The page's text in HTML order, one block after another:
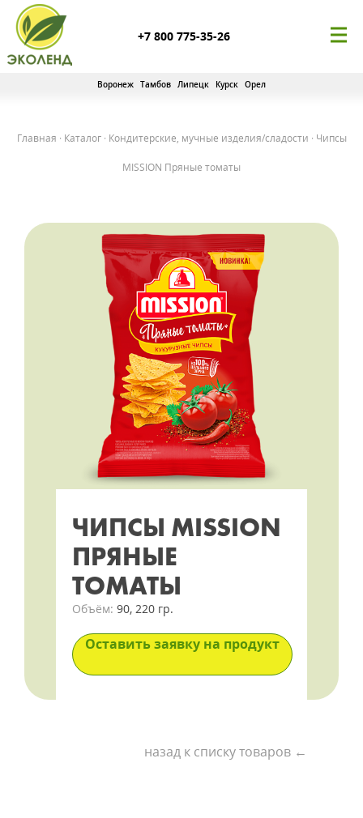
+7 800 775-35-26
Воронеж Тамбов Липецк Курск Орел
Главная · Каталог· Кондитерские, мучные изделия/сладости · Чипсы
MISSION Пряные томаты
ЧИПСЫ MISSION
ПРЯНЫЕ
ТОМАТЫ
Объём: 90, 220 гр.
Оставить заявку на продукт
назад к списку товаров ←